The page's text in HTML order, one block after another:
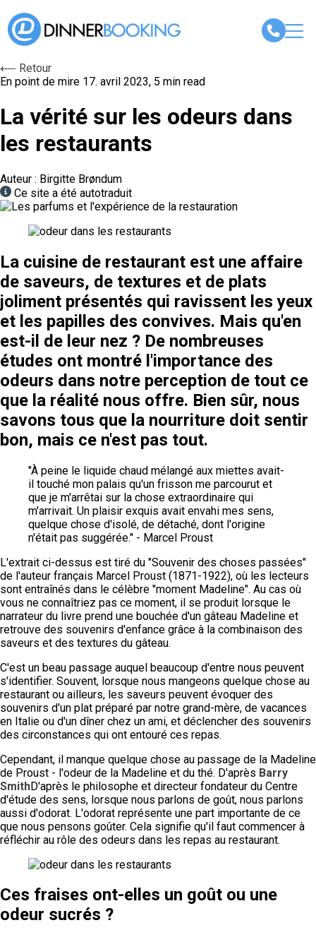
⟵ Retour
En point de mire 17. avril 2023, 5 min read
La vérité sur les odeurs dans
les restaurants
Auteur : Birgitte Brøndum
Ce site a été autotraduit
La cuisine de restaurant est une affaire
de saveurs, de textures et de plats
joliment présentés qui ravissent les yeux
et les papilles des convives. Mais qu'en
est-il de leur nez ? De nombreuses
études ont montré l'importance des
odeurs dans notre perception de tout ce
que la réalité nous offre. Bien sûr, nous
savons tous que la nourriture doit sentir
bon, mais ce n'est pas tout.
"À peine le liquide chaud mélangé aux miettes avait-
il touché mon palais qu'un frisson me parcourut et
que je m'arrêtai sur la chose extraordinaire qui
m'arrivait. Un plaisir exquis avait envahi mes sens,
quelque chose d'isolé, de détaché, dont l'origine
n'était pas suggérée." - Marcel Proust
L'extrait ci-dessus est tiré du "Souvenir des choses passées"
de l'auteur français Marcel Proust (1871-1922), où les lecteurs
sont entraînés dans le célèbre "moment Madeline". Au cas où
vous ne connaîtriez pas ce moment, il se produit lorsque le
narrateur du livre prend une bouchée d'un gâteau Madeline et
retrouve des souvenirs d'enfance grâce à la combinaison des
saveurs et des textures du gâteau.
C'est un beau passage auquel beaucoup d'entre nous peuvent
s'identifier. Souvent, lorsque nous mangeons quelque chose au
restaurant ou ailleurs, les saveurs peuvent évoquer des
souvenirs d'un plat préparé par notre grand-mère, de vacances
en Italie ou d'un dîner chez un ami, et déclencher des souvenirs
des circonstances qui ont entouré ces repas.
Cependant, il manque quelque chose au passage de la Madeline
de Proust - l'odeur de la Madeline et du thé. D'après Barry
SmithD'après le philosophe et directeur fondateur du Centre
d'étude des sens, lorsque nous parlons de goût, nous parlons
aussi d'odorat. L'odorat représente une part importante de ce
que nous pensons goûter. Cela signifie qu'il faut commencer à
réfléchir au rôle des odeurs dans les repas au restaurant.
Ces fraises ont-elles un goût ou une
odeur sucrés ?